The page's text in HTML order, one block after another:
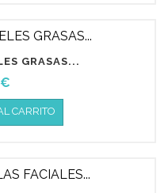
GRASAS...
CARRITO